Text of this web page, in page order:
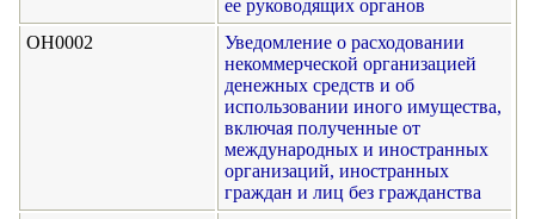
ее руководящих органов
ОН0002
Уведомление о расходовании
некоммерческой организацией
денежных средств и об
использовании иного имущества,
включая полученные от
международных и иностранных
организаций, иностранных
граждан и лиц без гражданства